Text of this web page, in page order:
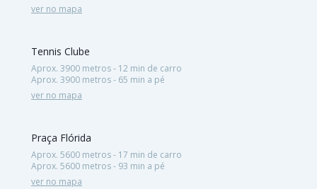
ver no mapa
Tennis Clube
Aprox. 3900 metros - 12 min de carro
Aprox. 3900 metros - 65 min a pé
ver no mapa
Praça Flórida
Aprox. 5600 metros - 17 min de carro
Aprox. 5600 metros - 93 min a pé
ver no mapa